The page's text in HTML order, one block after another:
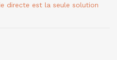
directe est la seule solution